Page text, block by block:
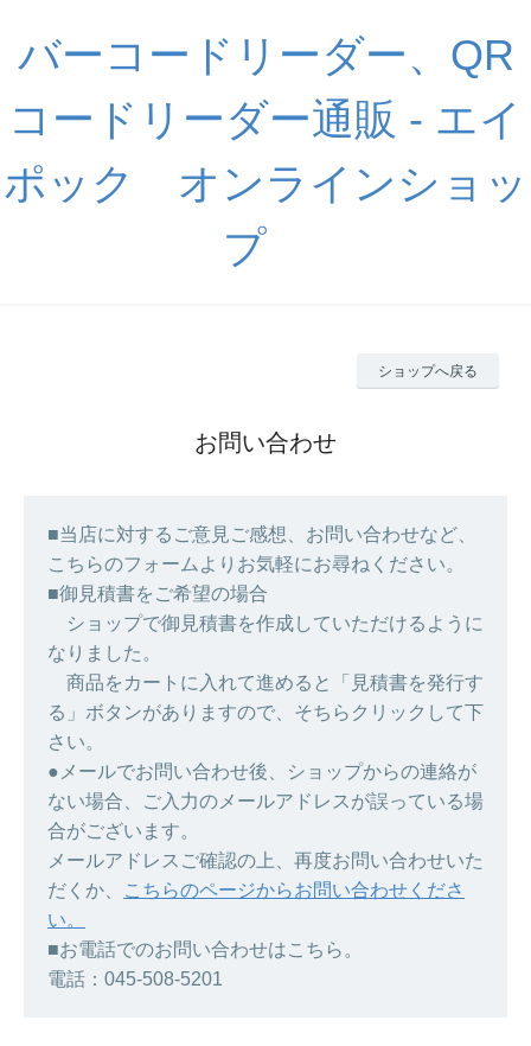
バーコードリーダー、QR
コードリーダー通販 - エイ
ポック オンラインショッ
プ
ショップへ戻る
お問い合わせ
■当店に対するご意見ご感想、お問い合わせなど、
こちらのフォームよりお気軽にお尋ねください。
■御見積書をご希望の場合
ショップで御見積書を作成していただけるように
なりました。
商品をカートに入れて進めると「見積書を発行す
る」ボタンがありますので、そちらクリックして下
さい。
●メールでお問い合わせ後、ショップからの連絡が
ない場合、ご入力のメールアドレスが誤っている場
合がございます。
メールアドレスご確認の上、再度お問い合わせいた
だくか、
こちらのページからお問い合わせくださ
い。
■お電話でのお問い合わせはこちら。
電話：045-508-5201